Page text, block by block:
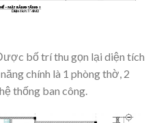
bố trí thu gọn lại diện tích
chính là 1 phòng thờ, 2
thống ban công.